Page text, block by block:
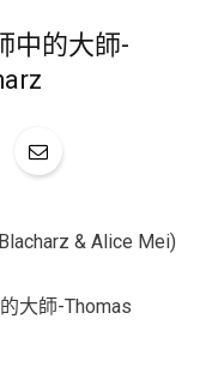
中的大師-
& Alice Mei)
大師-Thomas